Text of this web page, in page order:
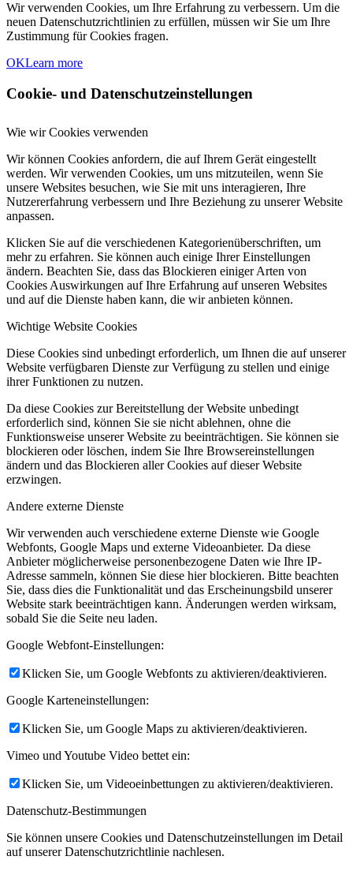
Wir verwenden Cookies, um Ihre Erfahrung zu verbessern. Um die
neuen Datenschutzrichtlinien zu erfüllen, müssen wir Sie um Ihre
Zustimmung für Cookies fragen.
OKLearn more
Cookie- und Datenschutzeinstellungen
Wie wir Cookies verwenden
Wir können Cookies anfordern, die auf Ihrem Gerät eingestellt
werden. Wir verwenden Cookies, um uns mitzuteilen, wenn Sie
unsere Websites besuchen, wie Sie mit uns interagieren, Ihre
Nutzererfahrung verbessern und Ihre Beziehung zu unserer Website
anpassen.
Klicken Sie auf die verschiedenen Kategorienüberschriften, um
mehr zu erfahren. Sie können auch einige Ihrer Einstellungen
ändern. Beachten Sie, dass das Blockieren einiger Arten von
Cookies Auswirkungen auf Ihre Erfahrung auf unseren Websites
und auf die Dienste haben kann, die wir anbieten können.
Wichtige Website Cookies
Diese Cookies sind unbedingt erforderlich, um Ihnen die auf unserer
Website verfügbaren Dienste zur Verfügung zu stellen und einige
ihrer Funktionen zu nutzen.
Da diese Cookies zur Bereitstellung der Website unbedingt
erforderlich sind, können Sie sie nicht ablehnen, ohne die
Funktionsweise unserer Website zu beeinträchtigen. Sie können sie
blockieren oder löschen, indem Sie Ihre Browsereinstellungen
ändern und das Blockieren aller Cookies auf dieser Website
erzwingen.
Andere externe Dienste
Wir verwenden auch verschiedene externe Dienste wie Google
Webfonts, Google Maps und externe Videoanbieter. Da diese
Anbieter möglicherweise personenbezogene Daten wie Ihre IP-
Adresse sammeln, können Sie diese hier blockieren. Bitte beachten
Sie, dass dies die Funktionalität und das Erscheinungsbild unserer
Website stark beeinträchtigen kann. Änderungen werden wirksam,
sobald Sie die Seite neu laden.
Google Webfont-Einstellungen:
Klicken Sie, um Google Webfonts zu aktivieren/deaktivieren.
Google Karteneinstellungen:
Klicken Sie, um Google Maps zu aktivieren/deaktivieren.
Vimeo und Youtube Video bettet ein:
Klicken Sie, um Videoeinbettungen zu aktivieren/deaktivieren.
Datenschutz-Bestimmungen
Sie können unsere Cookies und Datenschutzeinstellungen im Detail
auf unserer Datenschutzrichtlinie nachlesen.